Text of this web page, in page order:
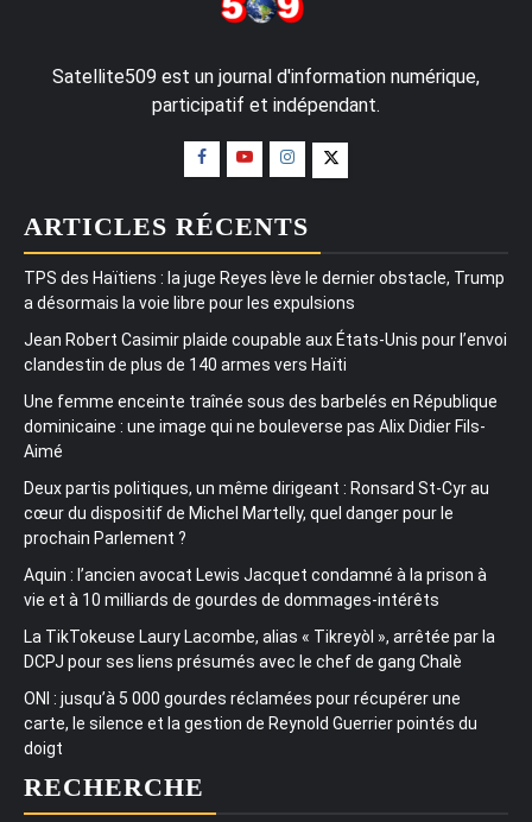
Satellite509 est un journal d'information numérique,
participatif et indépendant.
ARTICLES RÉCENTS
TPS des Haïtiens : la juge Reyes lève le dernier obstacle, Trump
a désormais la voie libre pour les expulsions
Jean Robert Casimir plaide coupable aux États-Unis pour l’envoi
clandestin de plus de 140 armes vers Haïti
Une femme enceinte traînée sous des barbelés en République
dominicaine : une image qui ne bouleverse pas Alix Didier Fils-
Aimé
Deux partis politiques, un même dirigeant : Ronsard St-Cyr au
cœur du dispositif de Michel Martelly, quel danger pour le
prochain Parlement ?
Aquin : l’ancien avocat Lewis Jacquet condamné à la prison à
vie et à 10 milliards de gourdes de dommages-intérêts
La TikTokeuse Laury Lacombe, alias « Tikreyòl », arrêtée par la
DCPJ pour ses liens présumés avec le chef de gang Chalè
ONI : jusqu’à 5 000 gourdes réclamées pour récupérer une
carte, le silence et la gestion de Reynold Guerrier pointés du
doigt
RECHERCHE